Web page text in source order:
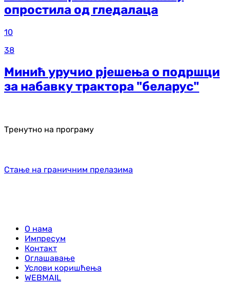
опростила од гледалаца
10
38
Минић уручио рјешења о подршци
за набавку трактора "беларус"
Тренутно на програму
Стање на граничним прелазима
О нама
Импресум
Контакт
Оглашавање
Услови коришћења
WEBMAIL